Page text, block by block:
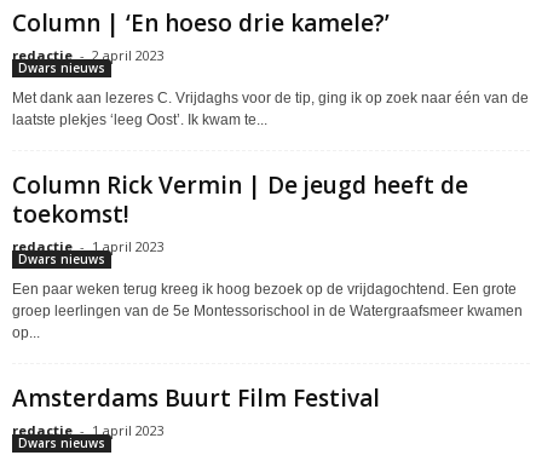
Column | ‘En hoeso drie kamele?’
redactie - 2 april 2023
Dwars nieuws
Met dank aan lezeres C. Vrijdaghs voor de tip, ging ik op zoek naar één van de
laatste plekjes ‘leeg Oost’. Ik kwam te...
Column Rick Vermin | De jeugd heeft de
toekomst!
redactie - 1 april 2023
Dwars nieuws
Een paar weken terug kreeg ik hoog bezoek op de vrijdagochtend. Een grote
groep leerlingen van de 5e Montessorischool in de Watergraafsmeer kwamen
op...
Amsterdams Buurt Film Festival
redactie - 1 april 2023
Dwars nieuws